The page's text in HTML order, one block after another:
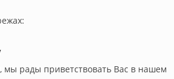
рады приветствовать Вас в нашем